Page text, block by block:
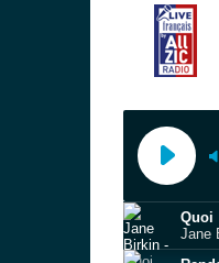
Quoi
Jane